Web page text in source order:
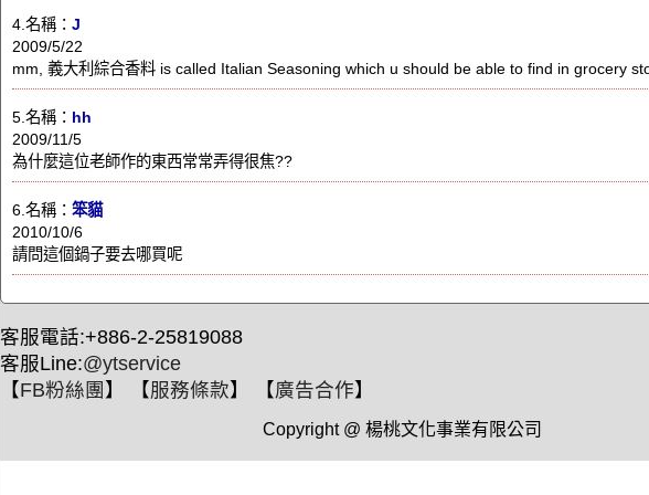
4.名稱： J
2009/5/22
mm, 義大利綜合香料 is called Italian Seasoning which u should be able to find in grocery
5.名稱： hh
2009/11/5
為什麼這位老師作的東西常常弄得很焦??
6.名稱： 笨貓
2010/10/6
請問這個鍋子要去哪買呢
客服電話:+886-2-25819088
客服Line:@ytservice
【FB粉絲團 】 【服務條款】 【廣告合作】
Copyright @ 楊桃文化事業有限公司